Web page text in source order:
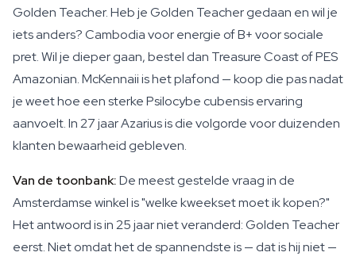
Golden Teacher. Heb je Golden Teacher gedaan en wil je
iets anders? Cambodia voor energie of B+ voor sociale
pret. Wil je dieper gaan, bestel dan Treasure Coast of PES
Amazonian. McKennaii is het plafond — koop die pas nadat
je weet hoe een sterke Psilocybe cubensis ervaring
aanvoelt. In 27 jaar Azarius is die volgorde voor duizenden
klanten bewaarheid gebleven.
Van de toonbank:De meest gestelde vraag in de
Amsterdamse winkel is "welke kweekset moet ik kopen?"
Het antwoord is in 25 jaar niet veranderd: Golden Teacher
eerst. Niet omdat het de spannendste is — dat is hij niet —